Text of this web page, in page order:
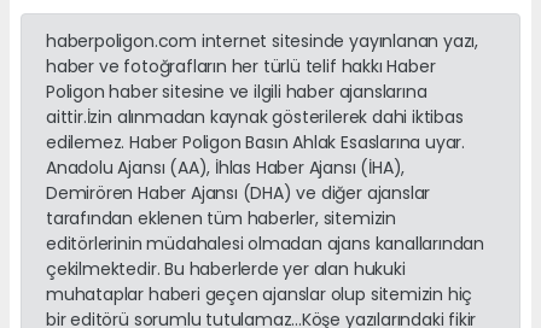
haberpoligon.com internet sitesinde yayınlanan yazı,
haber ve fotoğrafların her türlü telif hakkı Haber
Poligon haber sitesine ve ilgili haber ajanslarına
aittir.İzin alınmadan kaynak gösterilerek dahi iktibas
edilemez. Haber Poligon Basın Ahlak Esaslarına uyar.
Anadolu Ajansı (AA), İhlas Haber Ajansı (İHA),
Demirören Haber Ajansı (DHA) ve diğer ajanslar
tarafından eklenen tüm haberler, sitemizin
editörlerinin müdahalesi olmadan ajans kanallarından
çekilmektedir. Bu haberlerde yer alan hukuki
muhataplar haberi geçen ajanslar olup sitemizin hiç
bir editörü sorumlu tutulamaz...Köşe yazılarındaki fikir